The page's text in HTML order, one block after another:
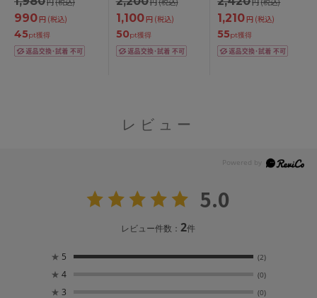
990円 (税込)
45pt獲得
1,100円 (税込)
50pt獲得
1,210円 (税込)
55pt獲得
レビュー
5.0
レビュー件数：2件
★ 5 (2)
★ 4 (0)
★ 3 (0)